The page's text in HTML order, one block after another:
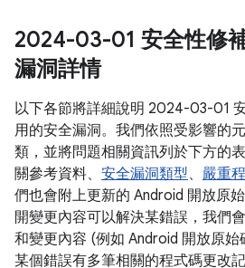
2024-03-01 安全性修
漏洞詳情
以下各節將詳細說明 2024-03-01
用的安全漏洞。我們依照受影響的
類，並將問題相關資訊列於下方的
關參考資料、 安全漏洞類型、 嚴重
們也會附上更新的 Android 開放原
開變更內容可以解決某錯誤，我們
和變更內容 (例如 Android 開放原
某個錯誤有多筆相關的程式碼更改